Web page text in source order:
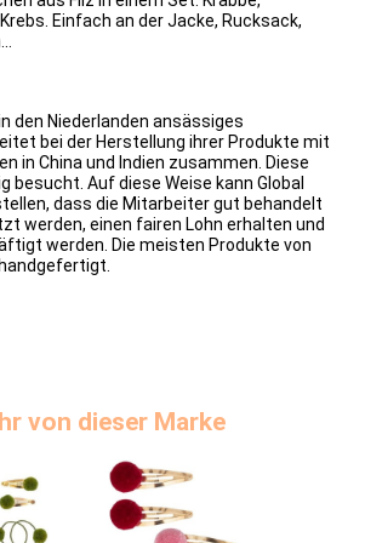
Einfach an der Jacke, Rucksack,
den Niederlanden ansässiges
bei der Herstellung ihrer Produkte mit
in China und Indien zusammen. Diese
besucht. Auf diese Weise kann Global
dass die Mitarbeiter gut behandelt
werden, einen fairen Lohn erhalten und
werden. Die meisten Produkte von
von dieser Marke